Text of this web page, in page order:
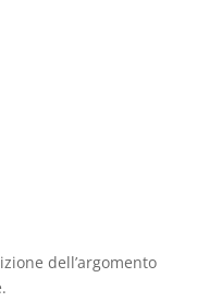
dell’argomento